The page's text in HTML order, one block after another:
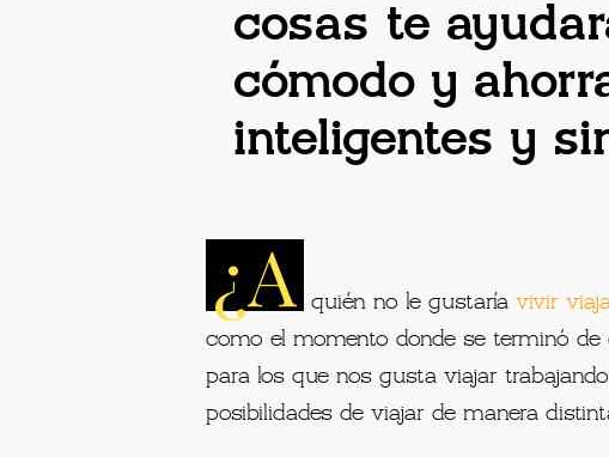
cosas te
cómodo y
inteligentes y
¿A quién no le gustaríavivir
como el momento donde se terminó
para los que nos gusta viajar
posibilidades de viajar de manera